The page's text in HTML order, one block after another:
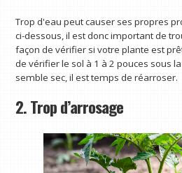
Trop d'eau peut causer ses propres
ci-dessous, il est donc important de
façon de vérifier si votre plante est
de vérifier le sol à 1 à 2 pouces sous
semble sec, il est temps de réarroser.
2. Trop d’arrosage